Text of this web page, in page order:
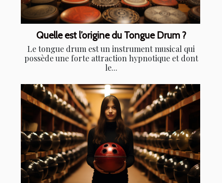
Quelle est l’origine du Tongue Drum ?
Le tongue drum est un instrument musical qui
possède une forte attraction hypnotique et dont
le...